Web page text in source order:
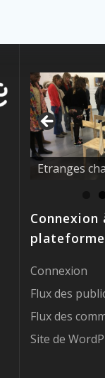
La nouvelle
éducatrices !
Connexion
plateforme
Connexion
Flux des
Flux des
Site de